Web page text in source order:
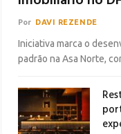
Por DAVI REZENDE
Iniciativa marca o
padrão na Asa Norte,